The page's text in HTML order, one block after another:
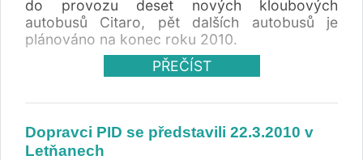
do provozu deset nových kloubových
autobusů Citaro, pět dalších autobusů je
plánováno na konec roku 2010.
PŘEČÍST
Dopravci PID se představili 22.3.2010 v
Letňanech